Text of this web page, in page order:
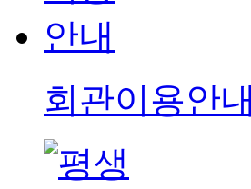
회관이용안내